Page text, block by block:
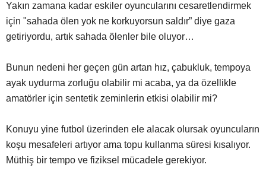
Yakın zamana kadar eskiler oyuncularını cesaretlendirmek
için "sahada ölen yok ne korkuyorsun saldır” diye gaza
getiriyordu, artık sahada ölenler bile oluyor…
Bunun nedeni her geçen gün artan hız, çabukluk, tempoya
ayak uydurma zorluğu olabilir mi acaba, ya da özellikle
amatörler için sentetik zeminlerin etkisi olabilir mi?
Konuyu yine futbol üzerinden ele alacak olursak oyuncuların
koşu mesafeleri artıyor ama topu kullanma süresi kısalıyor.
Müthiş bir tempo ve fiziksel mücadele gerekiyor.